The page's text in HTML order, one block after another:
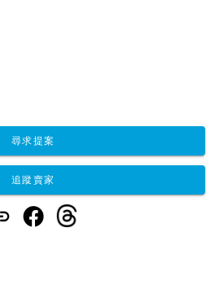
尋求提案
追蹤賣家